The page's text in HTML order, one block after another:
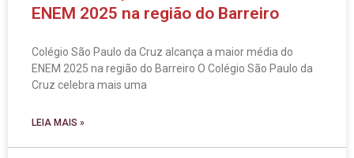
ENEM 2025 na região do Barreiro
Colégio São Paulo da Cruz alcança a maior média do
ENEM 2025 na região do Barreiro O Colégio São Paulo da
Cruz celebra mais uma
LEIA MAIS »